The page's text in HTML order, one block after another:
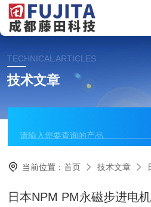
TECHNICAL ARTICLES
技术文章
当前位置：首页 技术文章
日本NPM PM永磁步进电